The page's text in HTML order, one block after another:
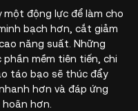
một động lực để làm cho
bạch hơn, cắt giảm
năng suất. Những
mềm tiên tiến, chi
táo bạo sẽ thúc đẩy
hơn và đáp ứng
hơn.